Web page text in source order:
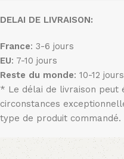
DELAI DE LIVRAISON:
France: 3-6 jours
EU: 7-10 jours
Reste du monde: 10-12 jours
* Le délai de livraison peut
circonstances
type de produit commandé.